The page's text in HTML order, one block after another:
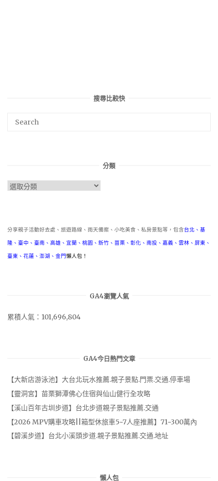
搜尋比較快
分類
分
分享親子活動好去處、旅遊路線、雨天備案、小吃美食、私房景點等，包含台北 、 基
隆 、 臺中 、 臺南 、 高雄 、 宜蘭 、 桃園 、 新竹 、 苗栗 、 彰化 、 南投 、 嘉義 、 雲林 、 屏東 、
臺東 、 花蓮 、 澎湖 、 金門懶人包！
GA4瀏覽人氣
累積人氣：101,696,804
GA4今日熱門文章
【大新店游泳池】大台北玩水推薦.親子景點.門票.交通.停車場
【靈洞宮】苗栗獅潭佛心住宿與仙山健行全攻略
【溪山百年古圳步道】台北步道親子景點推薦.交通
【2026 MPV購車攻略||箱型休旅車5~7人座推薦】71~300萬內
【碧溪步道】台北小溪頭步道.親子景點推薦.交通.地址
懶人包